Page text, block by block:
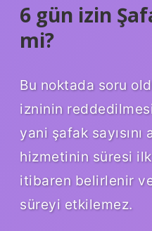
6 gün izin
mi?
Bu noktada soru
izninin reddedilmesi
yani şafak
hizmetinin süresi
itibaren belirlenir
süreyi etkilemez.